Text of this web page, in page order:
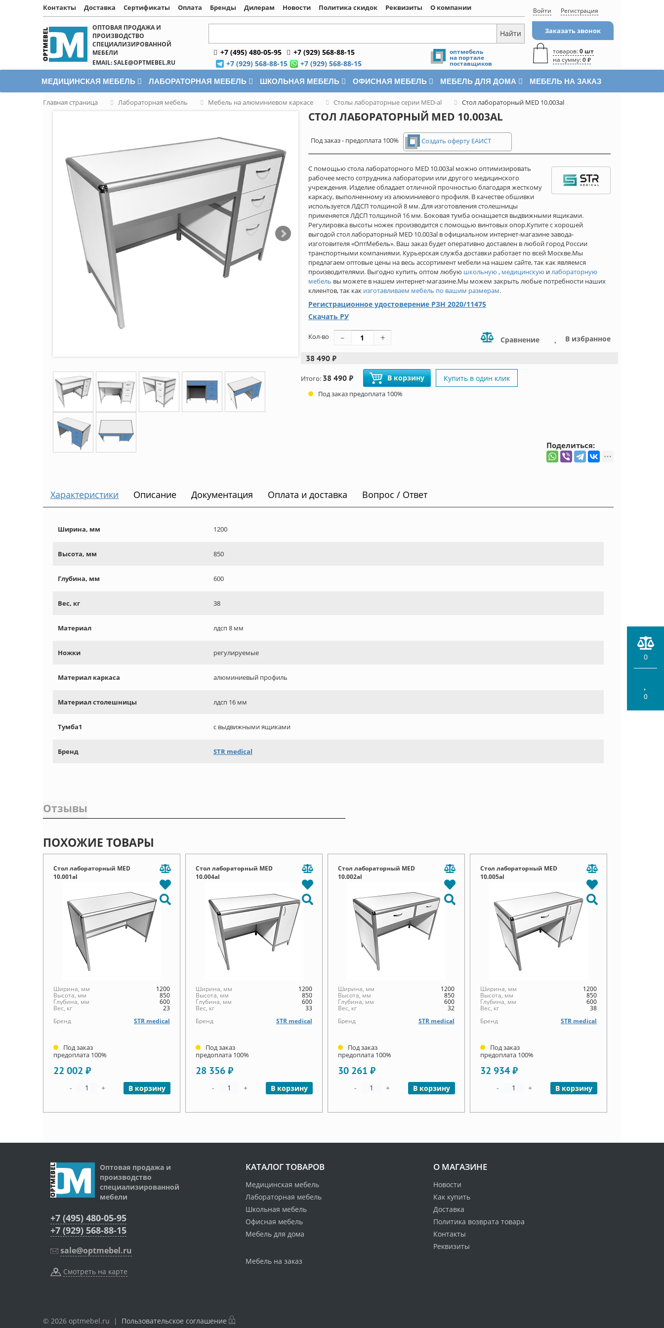
Контакты Доставка Сертификаты Оплата Бренды Дилерам Новости Политика скидок Реквизиты
О компании
Написать онлайнОПТОВАЯ ПРОДАЖА И
ПРОИЗВОДСТВО
СПЕЦИАЛИЗИРОВАННОЙ
МЕБЕЛИ
EMAIL: SALE@OPTMEBEL.RU
+7 (495) 480-05-95
+7 (929) 568-88-15
+7 (929) 568-88-15
+7 (929) 568-88-15
оптмебель
на портале
поставщиков
Войти Регистрация
Заказать звонок
товаров:0 шт
на сумму: 0 ₽
МЕДИЦИНСКАЯ МЕБЕЛЬ ЛАБОРАТОРНАЯ МЕБЕЛЬ ШКОЛЬНАЯ МЕБЕЛЬ ОФИСНАЯ МЕБЕЛЬ МЕБЕЛЬ ДЛЯ ДОМА МЕБЕЛЬ НА ЗАКАЗ
Главная страница Лабораторная мебель Мебель на алюминиевом каркасе Столы лабораторные серии MED-al Стол лабораторный MED 10.003al
СТОЛ ЛАБОРАТОРНЫЙ MED 10.003AL
Под заказ - предоплата 100% Создать оферту ЕАИСТ
С помощью стола лабораторного MED 10.003al можно оптимизировать
рабочее место сотрудника лаборатории или другого медицинского
учреждения. Изделие обладает отличной прочностью благодаря жесткому
каркасу, выполненному из алюминиевого профиля. В качестве обшивки
используется ЛДСП толщиной 8 мм. Для изготовления столешницы
применяется ЛДСП толщиной 16 мм. Боковая тумба оснащается выдвижными ящиками.
Регулировка высоты ножек производится с помощью винтовых опор.Купите с хорошей
выгодой стол лабораторный MED 10.003al в официальном интернет-магазине завода-
изготовителя «ОптМебель». Ваш заказ будет оперативно доставлен в любой город России
транспортными компаниями. Курьерская служба доставки работает по всей Москве.Мы
предлагаем оптовые цены на весь ассортимент мебели на нашем сайте, так как являемся
производителями. Выгодно купить оптом любую школьную , медицинскую илабораторную
мебель вы можете в нашем интернет-магазине.Мы можем закрыть любые потребности наших
клиентов, так как изготавливаем мебель по вашим размерам.
Регистрационное удостоверение РЗН 2020/11475
Скачать РУ
Кол-во Сравнение В избранное
38 490 ₽
Итого: 38 490 ₽ В корзину Купить в один клик
Под заказ предоплата 100%
Поделиться:
Характеристики Описание Документация Оплата и доставка Вопрос / Ответ
Ширина, мм 1200
Высота, мм 850
Глубина, мм 600
Вес, кг 38
Материал лдсп 8 мм
Ножки регулируемые
Материал каркаса алюминиевый профиль
Материал столешницы лдсп 16 мм
Тумба1 с выдвижными ящиками
Бренд STR medical
Отзывы
ПОХОЖИЕ ТОВАРЫ
Стол лабораторный MED
10.001al
Ширина, мм 1200
Высота, мм 850
Глубина, мм 600
Вес, кг
23
Бренд
STR medical
Под заказ
предоплата 100%
22 002 ₽
- + В корзину
Стол лабораторный MED
10.004al
Ширина, мм 1200
Высота, мм 850
Глубина, мм 600
Вес, кг
33
Бренд
STR medical
Под заказ
предоплата 100%
28 356 ₽
- + В корзину
Стол лабораторный MED
10.002al
Ширина, мм 1200
Высота, мм 850
Глубина, мм 600
Вес, кг
32
Бренд
STR medical
Под заказ
предоплата 100%
30 261 ₽
- + В корзину
Стол лабораторный MED
10.005al
Ширина, мм 1200
Высота, мм 850
Глубина, мм 600
Вес, кг
38
Бренд
STR medical
Под заказ
предоплата 100%
32 934 ₽
- + В корзину
Оптовая продажа и
производство
специализированной
мебели
+7 (495) 480-05-95
+7 (929) 568-88-15
sale@optmebel.ru
Смотреть на карте
КАТАЛОГ ТОВАРОВ
Медицинская мебель
Лабораторная мебель
Школьная мебель
Офисная мебель
Мебель для дома
Мебель на заказ
О МАГАЗИНЕ
Новости
Как купить
Доставка
Политика возврата товара
Контакты
Реквизиты
© 2026 optmebel.ru | Пользовательское соглашение
0
0